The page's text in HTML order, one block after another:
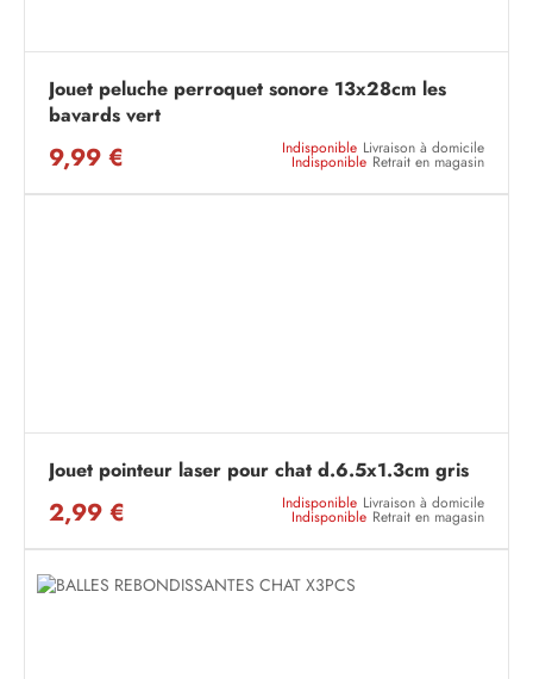
Jouet peluche perroquet sonore 13x28cm les
bavards vert
9,99 € Indisponible Livraison à domicile
Indisponible Retrait en magasin
Jouet pointeur laser pour chat d.6.5x1.3cm gris
2,99 € Indisponible Livraison à domicile
Indisponible Retrait en magasin